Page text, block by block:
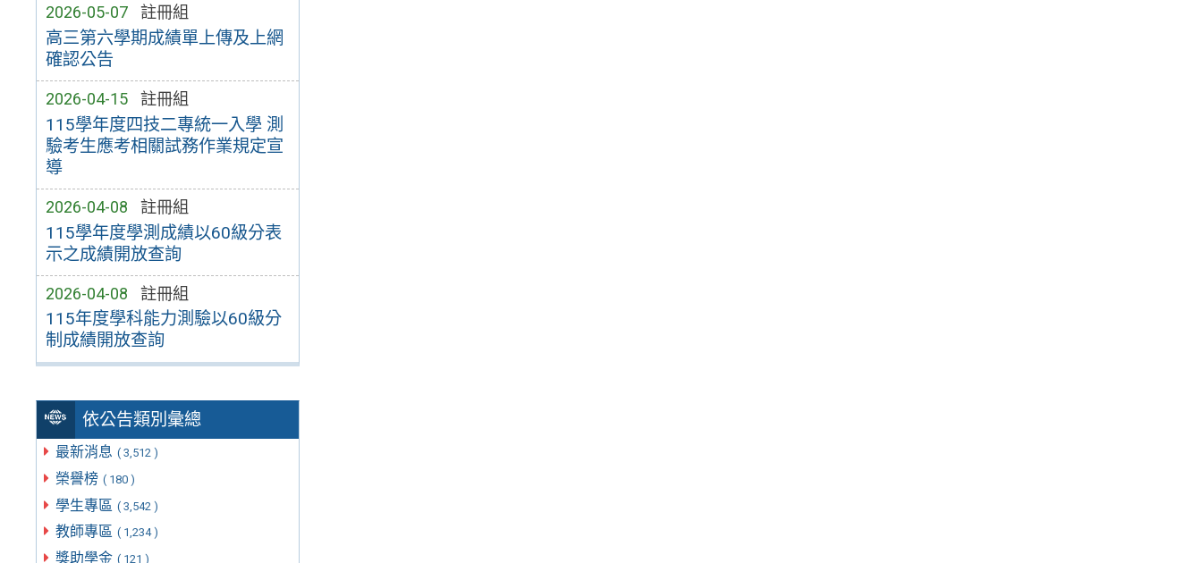
2026-05-07 註冊組
高三第六學期成績單上傳及上網
確認公告
2026-04-15 註冊組
115學年度四技二專統一入學 測
驗考生應考相關試務作業規定宣
導
2026-04-08 註冊組
115學年度學測成績以60級分表
示之成績開放查詢
2026-04-08 註冊組
115年度學科能力測驗以60級分
制成績開放查詢
依公告類別彙總
最新消息 ( 3,512 )
榮譽榜 ( 180 )
學生專區 ( 3,542 )
教師專區 ( 1,234 )
獎助學金 ( 121 )